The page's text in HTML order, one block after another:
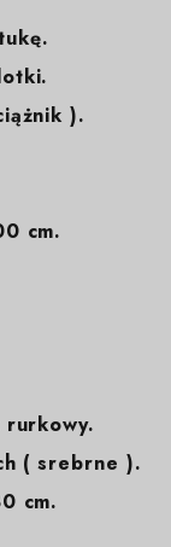
).
cm.
( srebrne ).
cm.